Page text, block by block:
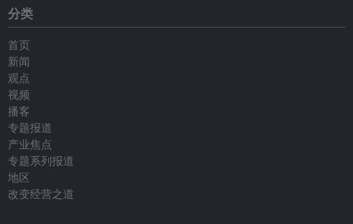
分类
首页
新闻
观点
视频
播客
专题报道
产业焦点
专题系列报道
地区
改变经营之道